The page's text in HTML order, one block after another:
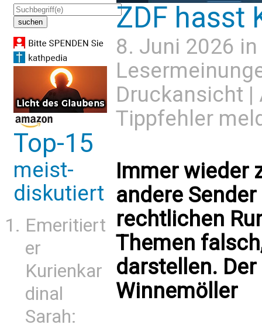
Top-15
meist-
diskutiert
Emeritiert
er
Kurienkar
dinal
Sarah:
ZDF hasst
8. Juni 2026 in
Druckansicht |
Tippfehler
Immer wieder
andere
rechtlichen
Themen
darstellen.
Winnemöller